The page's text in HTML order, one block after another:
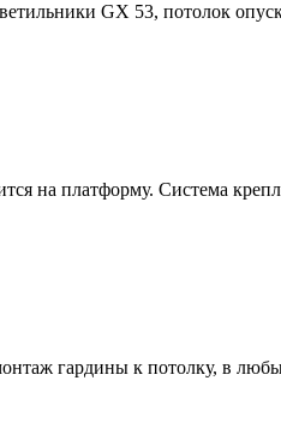
GX 53, потолок
на платформу. Система
гардины к потолку, в